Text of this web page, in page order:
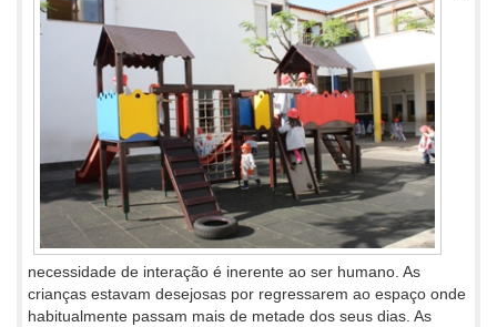
necessidade de interação é inerente ao ser humano. As
crianças estavam desejosas por regressarem ao espaço onde
habitualmente passam mais de metade dos seus dias. As